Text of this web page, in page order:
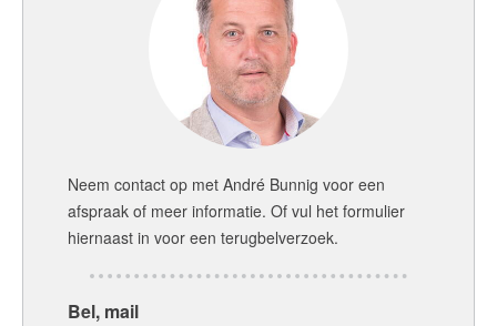
Neem contact op met André Bunnig voor een
afspraak of meer informatie. Of vul het formulier
hiernaast in voor een terugbelverzoek.
Bel, mail